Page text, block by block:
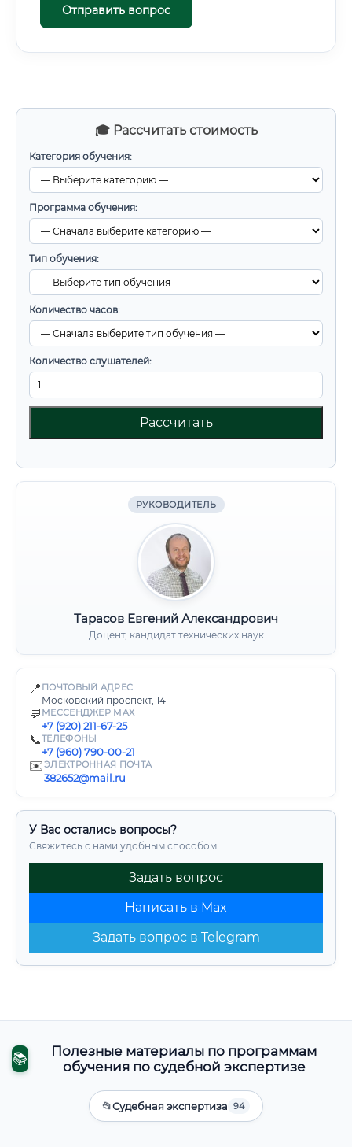
🎓 Рассчитать стоимость
Категория обучения:
Программа обучения:
Тип обучения:
Количество часов:
Количество слушателей:
Рассчитать
РУКОВОДИТЕЛЬ
Тарасов Евгений Александрович
Доцент, кандидат технических наук
📍 ПОЧТОВЫЙ АДРЕС
Московский проспект, 14
💬 МЕССЕНДЖЕР MAX
+7 (920) 211-67-25
📞ТЕЛЕФОНЫ
+7 (960) 790-00-21
✉️ЭЛЕКТРОННАЯ ПОЧТА
382652@mail.ru
У Вас остались вопросы?
Свяжитесь с нами удобным способом:
Задать вопрос
Написать в Max
Задать вопрос в Telegram
Отправить вопрос
📚
Полезные материалы по программам
обучения по судебной экспертизе
📂Судебная экспертиза 94